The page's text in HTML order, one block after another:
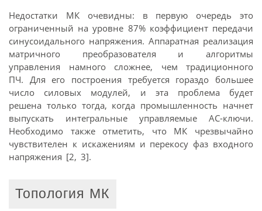
Недостатки МК очевидны: в первую очередь это
ограниченный на уровне 87% коэффициент передачи
синусоидального напряжения. Аппаратная реализация
матричного преобразователя и алгоритмы
управления намного сложнее, чем традиционного
ПЧ. Для его построения требуется гораздо большее
число силовых модулей, и эта проблема будет
решена только тогда, когда промышленность начнет
выпускать интегральные управляемые АС-ключи.
Необходимо также отметить, что МК чрезвычайно
чувствителен к искажениям и перекосу фаз входного
напряжения [2, 3].
Топология МК